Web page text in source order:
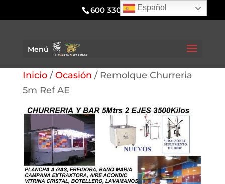
600 330 295
Menú
Inicio/Ocasión / Remolque Churreria
5m Ref AE
Español